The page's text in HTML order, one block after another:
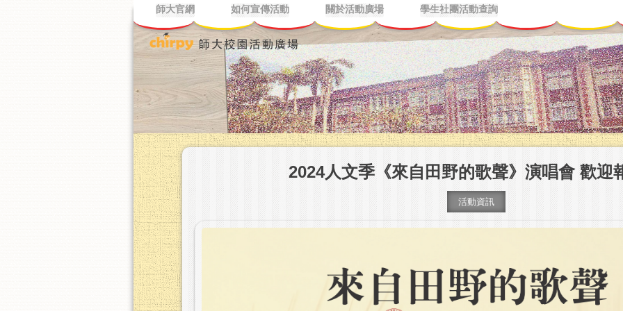
師大官網 如何宣傳活動 關於活動廣場 學生社團活動查詢
2024人文季《來自田野的歌聲》演唱會 歡迎
活動資訊